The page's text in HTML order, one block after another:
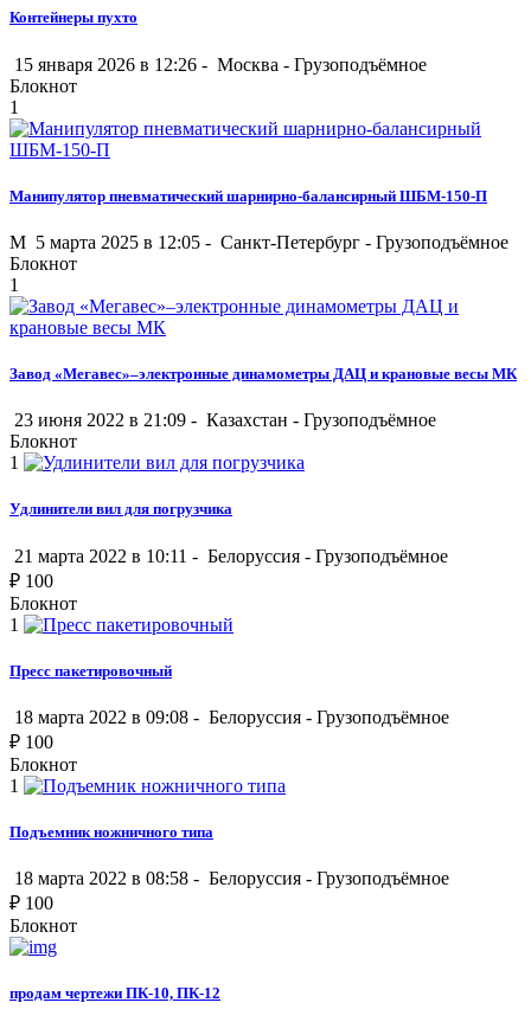
Контейнеры пухто
15 января 2026 в 12:26 - Москва - Грузоподъёмное
Блокнот
1
Манипулятор пневматический шарнирно-балансирный ШБМ-150-П
M 5 марта 2025 в 12:05 - Санкт-Петербург - Грузоподъёмное
Блокнот
1
Завод «Мегавес»–электронные динамометры ДАЦ и крановые весы МК
23 июня 2022 в 21:09 - Казахстан - Грузоподъёмное
Блокнот
1
Удлинители вил для погрузчика
21 марта 2022 в 10:11 - Белоруссия - Грузоподъёмное
₽ 100
Блокнот
1
Пресс пакетировочный
18 марта 2022 в 09:08 - Белоруссия - Грузоподъёмное
₽ 100
Блокнот
1
Подъемник ножничного типа
18 марта 2022 в 08:58 - Белоруссия - Грузоподъёмное
₽ 100
Блокнот
продам чертежи ПК-10, ПК-12